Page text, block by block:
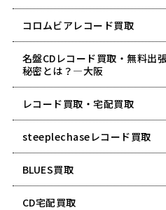
コロムビアレコード買取
名盤CDレコード買取・無料出
秘密とは？―大阪
レコード買取・宅配買取
steeplechaseレコード買取
BLUES買取
CD宅配買取